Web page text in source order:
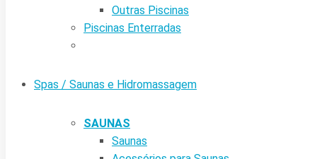
Outras Piscinas
Piscinas Enterradas
Spas / Saunas e Hidromassagem
SAUNAS
Saunas